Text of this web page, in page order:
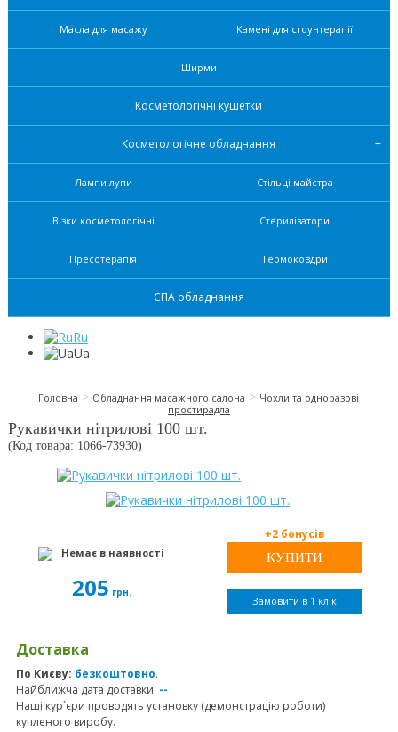
Масла для масажу Камені для стоунтерапії
Ширми
Косметологічні кушетки
Косметологічне обладнання
Лампи лупи Стільці майстра
Візки косметологічні Стерилізатори
Пресотерапія Термоковдри
СПА обладнання
Ru
Ua
Головна > Обладнання масажного салона > Чохли та одноразові
простирадла
Рукавички нітрилові 100 шт.
(Код товара: 1066-73930)
Немає в наявності
205 грн.
+2 бонусів
Замовити в 1 клік
Доставка
По Києву: безкоштовно.
Найближча дата доставки: --
Наші кур`єри проводять установку (демонстрацію роботи)
купленого виробу.